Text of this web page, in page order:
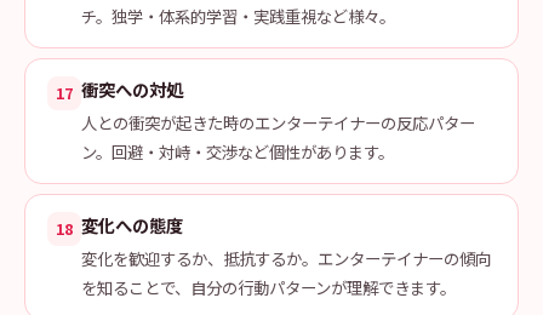
チ。独学・体系的学習・実践重視など様々。
17 衝突への対処
人との衝突が起きた時のエンターテイナーの反応パター
ン。回避・対峙・交渉など個性があります。
18 変化への態度
変化を歓迎するか、抵抗するか。エンターテイナーの傾向
を知ることで、自分の行動パターンが理解できます。